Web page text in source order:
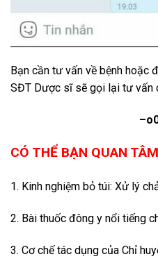
Bạn cần tư vấn về bệnh hoặc
SĐT Dược sĩ sẽ gọi lại tư vấn
CÓ THỂ BẠN QUAN TÂM
1. Kinh nghiệm bỏ túi: Xử lý
2. Bài thuốc đông y nổi tiếng
3. Cơ chế tác dụng của Chỉ